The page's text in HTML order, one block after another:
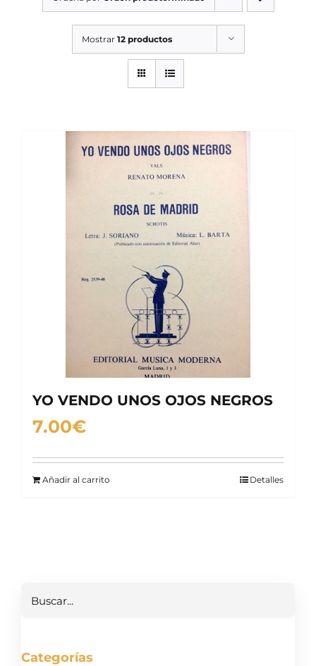
SERVICIOS TALLER
SERVICIOS TALLER
Mostrar 12 productos
YO VENDO UNOS OJOS NEGROS
7.00€
Añadir al carrito Detalles
Categorías